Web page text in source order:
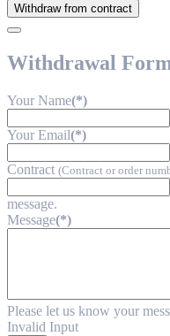
Withdraw from contract
Withdrawal
Your Name(*)
Your Email(*)
Contract (Contract or order
message.
Message(*)
Please let us know your
Invalid Input